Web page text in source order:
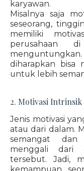
karyawan.
Misalnya saja
seseorang,
memiliki
perusahaan
diharapkan bisa
untuk lebih
2. Motivasi Intrinsik
Jenis motivasi
atau dari dalam.
semangat dan
menggali dari
tersebut. Jadi,